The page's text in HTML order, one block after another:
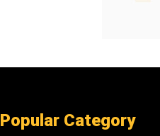
Popular Category